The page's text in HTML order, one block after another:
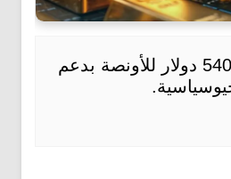
الذهب يتجاوز 5400 دولار للأونصة بدعم